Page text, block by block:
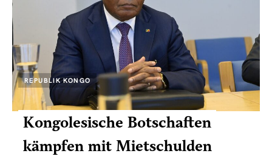
REPUBLIK KONGO
Kongolesische Botschaften
kämpfen mit Mietschulden